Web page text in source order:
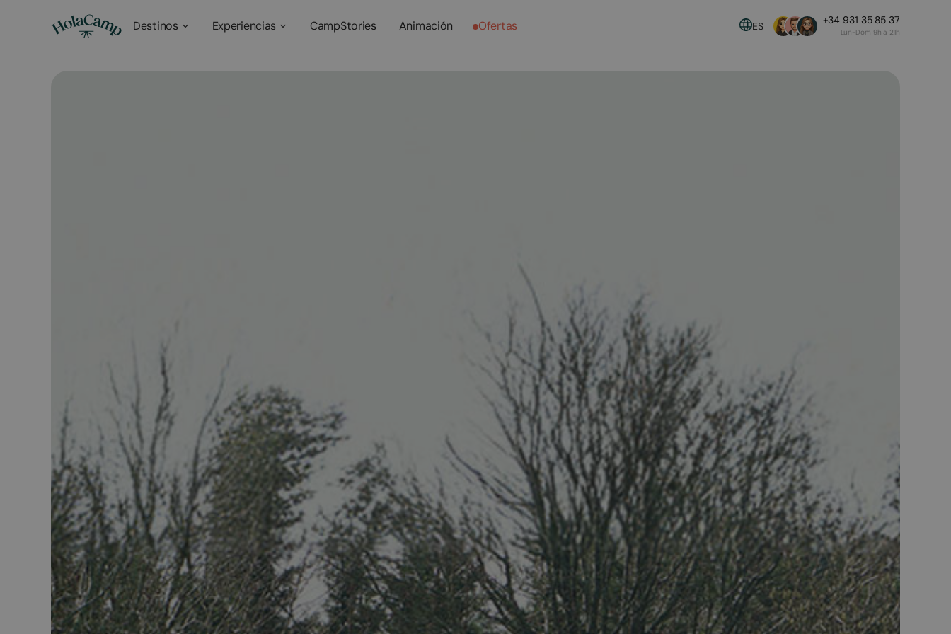
Destinos Experiencias CampStories Animación Ofertas ES +34 931 35 85 37
Lun-Dom 9h a 21h